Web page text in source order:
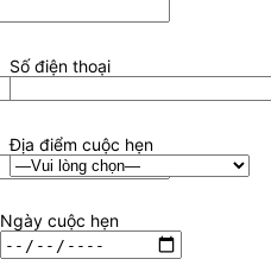
Số điện thoại
Địa điểm cuộc hẹn
Ngày cuộc hẹn